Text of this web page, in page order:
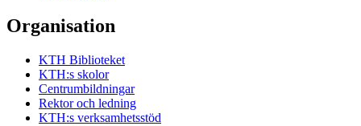
Organisation
KTH Biblioteket
KTH:s skolor
Centrumbildningar
Rektor och ledning
KTH:s verksamhetsstöd